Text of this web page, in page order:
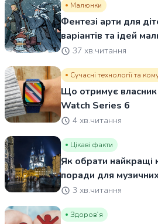
Малюнки
Фентезі арти для
варіантів та ідей
37 хв.читання
Сучасні технології та
Що отримує власник
Watch Series 6
4 хв.читання
Цікаві факти
Як обрати найкращі
поради для
3 хв.читання
Здоровʼя